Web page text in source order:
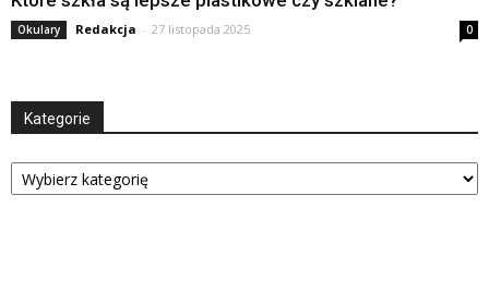
Okulary Redakcja - 27 listopada 2025 0
Kategorie
Kategorie